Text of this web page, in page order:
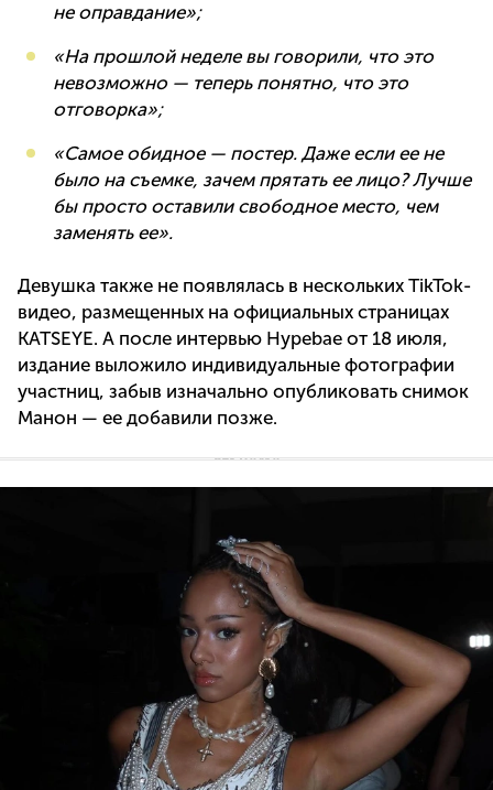
не оправдание»;
«На прошлой неделе вы говорили, что это
невозможно — теперь понятно, что это
отговорка»;
«Самое обидное — постер. Даже если ее не
было на съемке, зачем прятать ее лицо? Лучше
бы просто оставили свободное место, чем
заменять ее».
Девушка также не появлялась в нескольких TikTok-
видео, размещенных на официальных страницах
KATSEYE. А после интервью Hypebae от 18 июля,
издание выложило индивидуальные фотографии
участниц, забыв изначально опубликовать снимок
Манон — ее добавили позже.